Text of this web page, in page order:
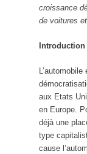
croissance
de voitures
Introduction
aux Etats
en Europe.
déjà une
type
cause